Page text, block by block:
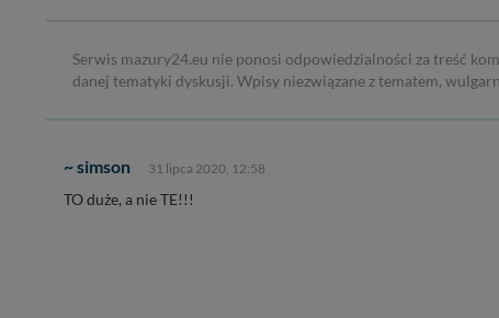
Serwis mazury24.eu nie ponosi odpowiedzialności za treść
danej tematyki dyskusji. Wpisy niezwiązane z tematem,
~ simson 31 lipca 2020, 12:58
TO duże, a nie TE!!!